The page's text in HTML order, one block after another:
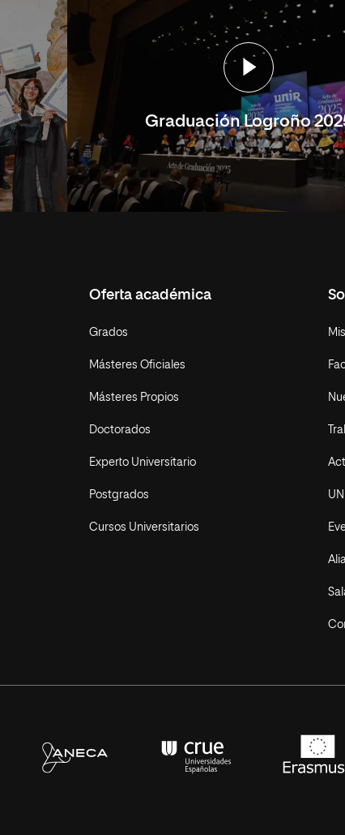
Graduación Logroño
Oferta académica
Grados
Másteres Oficiales
Másteres Propios
Doctorados
Experto Universitario
Postgrados
Cursos Universitarios